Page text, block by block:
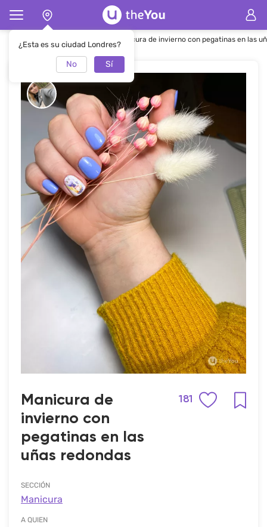
¿Esta es su ciudad Londres?
No Sí
Página de inicio Manicura Manicura de invierno con pegatinas en las
Manicura de
invierno con
pegatinas en las
uñas redondas
181
SECCIÓN
Manicura
A QUIEN